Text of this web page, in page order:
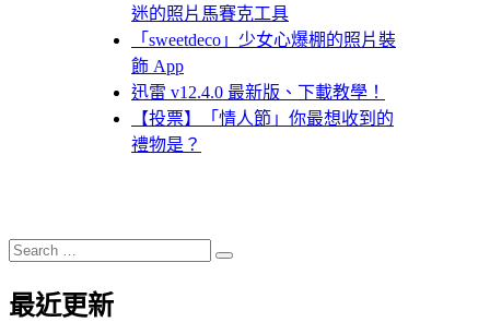
迷的照片馬賽克工具
「sweetdeco」少女心爆棚的照片裝
飾 App
迅雷 v12.4.0 最新版、下載教學！
【投票】「情人節」你最想收到的
禮物是？
Search
for:
Search
最近更新